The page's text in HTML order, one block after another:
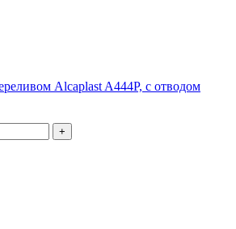
Alcaplast A444P, с отводом
+